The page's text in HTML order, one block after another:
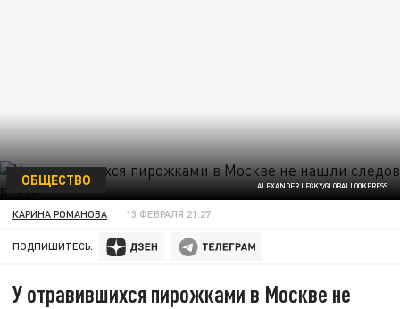
ALEXANDER LEGKY/GLOBALLOOKPRESS
ОБЩЕСТВО
КАРИНА РОМАНОВА 13 ФЕВРАЛЯ 21:27
ПОДПИШИТЕСЬ:
У отравившихся пирожками в Москве не